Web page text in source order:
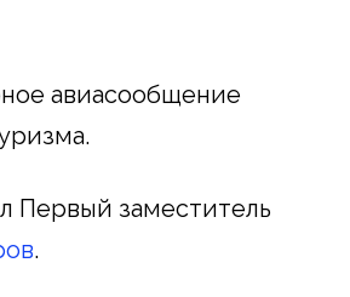
авиасообщение
Первый заместитель
.